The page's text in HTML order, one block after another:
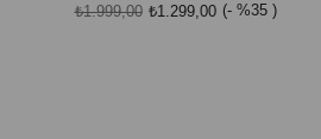
₺1.299,00
₺1.999,00 %35